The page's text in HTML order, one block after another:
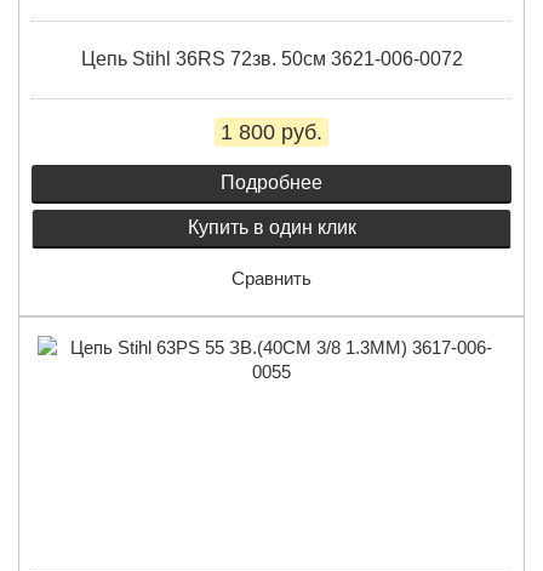
Цепь Stihl 36RS 72зв. 50см 3621-006-0072
1 800 руб.
Подробнее
Купить в один клик
Сравнить